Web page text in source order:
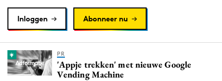
Purpose Marketing
Reputatie & crisis
Inloggen Abonneer nu
PR
'Appje trekken' met nieuwe Google
Vending Machine